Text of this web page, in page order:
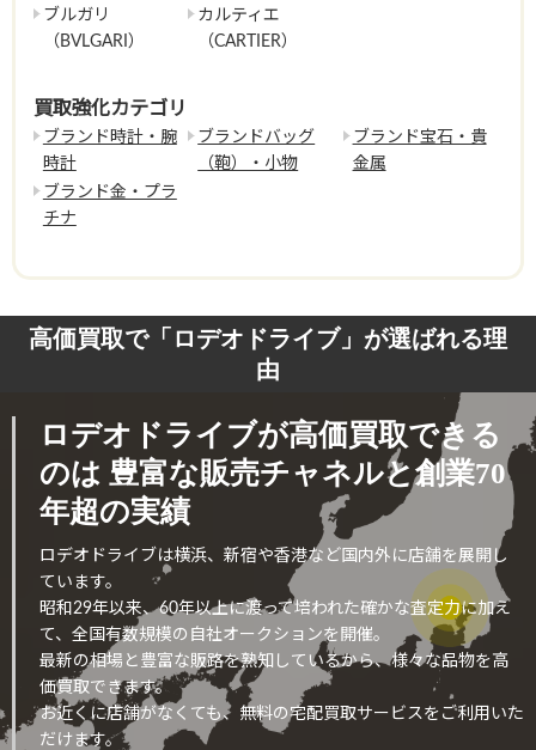
ブルガリ
（BVLGARI）
カルティエ
（CARTIER）
買取強化カテゴリ
ブランド時計・腕
時計
ブランドバッグ
（鞄）・小物
ブランド宝石・貴
金属
ブランド金・プラ
チナ
高価買取で「ロデオドライブ」が選ばれる理
由
ロデオドライブが高価買取できる
のは 豊富な販売チャネルと創業70
年超の実績
ロデオドライブは横浜、新宿や香港など国内外に店舗を展開し
ています。
昭和29年以来、60年以上に渡って培われた確かな査定力に加え
て、全国有数規模の自社オークションを開催。
最新の相場と豊富な販路を熟知しているから、様々な品物を高
価買取できます。
お近くに店舗がなくても、無料の宅配買取サービスをご利用いた
だけます。